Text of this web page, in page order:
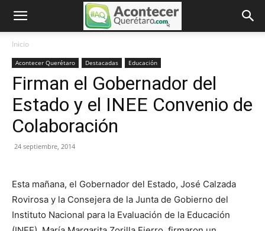
Inicio
Acontecer Querétaro Destacadas Educación
Firman el Gobernador del
Estado y el INEE Convenio de
Colaboración
24 septiembre, 2014
Esta mañana, el Gobernador del Estado, José Calzada
Rovirosa y la Consejera de la Junta de Gobierno del
Instituto Nacional para la Evaluación de la Educación